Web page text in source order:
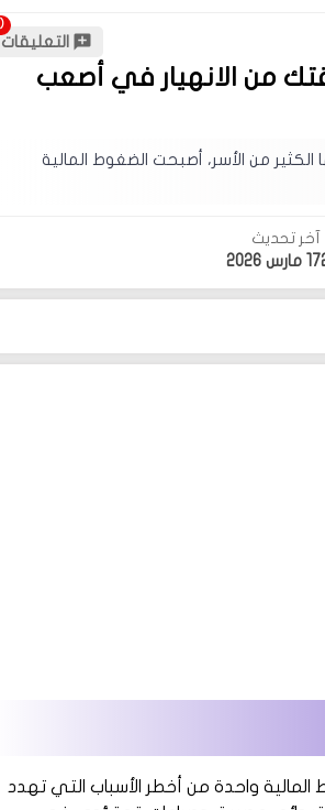
التعليقات
من الانهيار في أصعب
من الأسر، أصبحت الضغوط المالية
آخر تحديث
17 مارس 2026
واحدة من أخطر الأسباب التي تهدد